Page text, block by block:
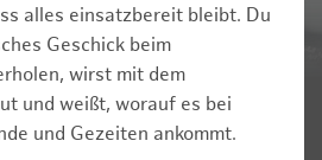
alles einsatzbereit bleibt. Du
Geschick beim
wirst mit dem
und weißt, worauf es bei
und Gezeiten ankommt.